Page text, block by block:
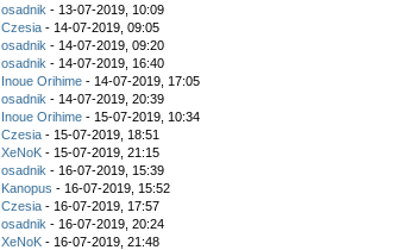
osadnik - 13-07-2019, 10:09
Czesia - 14-07-2019, 09:05
osadnik - 14-07-2019, 09:20
osadnik - 14-07-2019, 16:40
Inoue Orihime - 14-07-2019, 17:05
osadnik - 14-07-2019, 20:39
Inoue Orihime - 15-07-2019, 10:34
Czesia - 15-07-2019, 18:51
XeNoK - 15-07-2019, 21:15
osadnik - 16-07-2019, 15:39
Kanopus - 16-07-2019, 15:52
Czesia - 16-07-2019, 17:57
osadnik - 16-07-2019, 20:24
XeNoK - 16-07-2019, 21:48